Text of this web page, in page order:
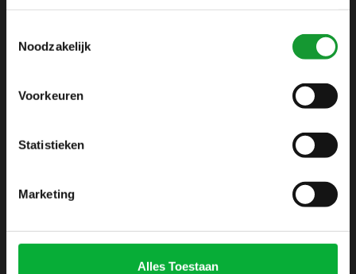
Noodzakelijk
Voorkeuren
Statistieken
Marketing
Alles Toestaan
Disclaimer
Privacy Policy